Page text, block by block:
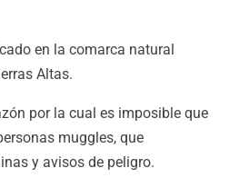
en la comarca natural
Altas.
por la cual es imposible que
muggles, que
y avisos de peligro.